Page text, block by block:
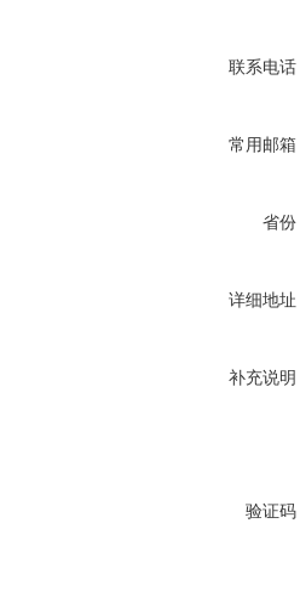
联系电话
常用邮箱
省份
详细地址
补充说明
验证码